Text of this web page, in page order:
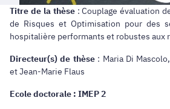
Titre de la thèse: Couplage évaluation
de Risques et Optimisation pour des
hospitalière performants et robustes aux
Directeur(s) de thèse: Maria Di
et Jean-Marie Flaus
Ecole doctorale : IMEP 2